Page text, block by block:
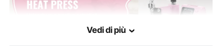
Vedi di più